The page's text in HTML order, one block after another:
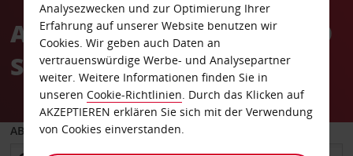
AvisAutovermietung Mesa 529
South Country Club
ABHOLEN VON
Analysezwecken und zur Optimierung Ihrer
Erfahrung auf unserer Website benutzen wir
Cookies. Wir geben auch Daten an
vertrauenswürdige Werbe- und Analysepartner
weiter. Weitere Informationen finden Sie in
unseren Cookie-Richtlinien. Durch das Klicken auf
AKZEPTIEREN erklären Sie sich mit der Verwendung
von Cookies einverstanden.